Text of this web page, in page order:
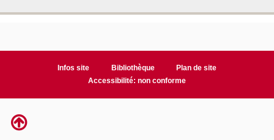
Infos site Bibliothèque
Plan de site
Accessibilité: non conforme